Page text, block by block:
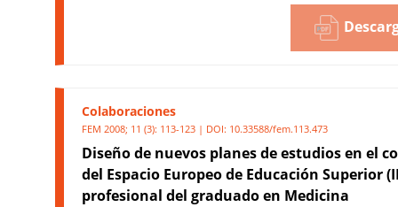
Colaboraciones
FEM 2008; 11 (3): 113-123 | DOI: 10.33588/fem.113.473
Diseño de nuevos planes de estudios en el
del Espacio Europeo de Educación Superior
profesional del graduado en Medicina